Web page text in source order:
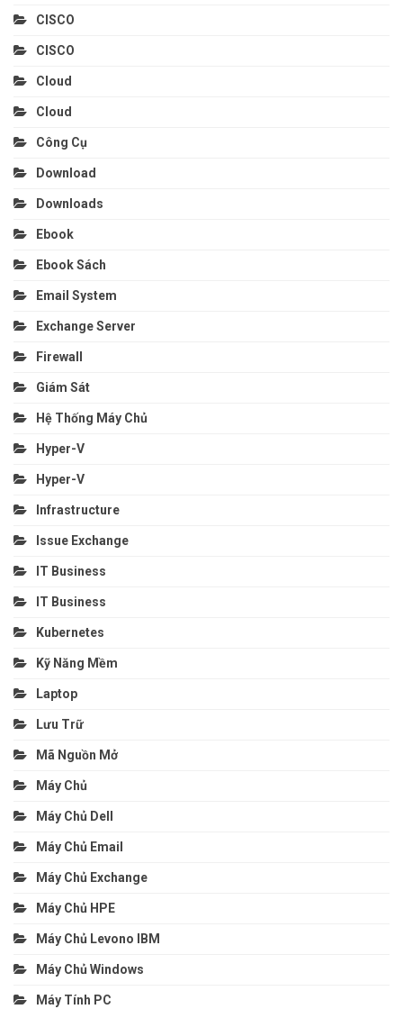
CISCO
CISCO
Cloud
Cloud
Công Cụ
Download
Downloads
Ebook
Ebook Sách
Email System
Exchange Server
Firewall
Giám Sát
Hệ Thống Máy Chủ
Hyper-V
Hyper-V
Infrastructure
Issue Exchange
IT Business
IT Business
Kubernetes
Kỹ Năng Mềm
Laptop
Lưu Trữ
Mã Nguồn Mở
Máy Chủ
Máy Chủ Dell
Máy Chủ Email
Máy Chủ Exchange
Máy Chủ HPE
Máy Chủ Levono IBM
Máy Chủ Windows
Máy Tính PC